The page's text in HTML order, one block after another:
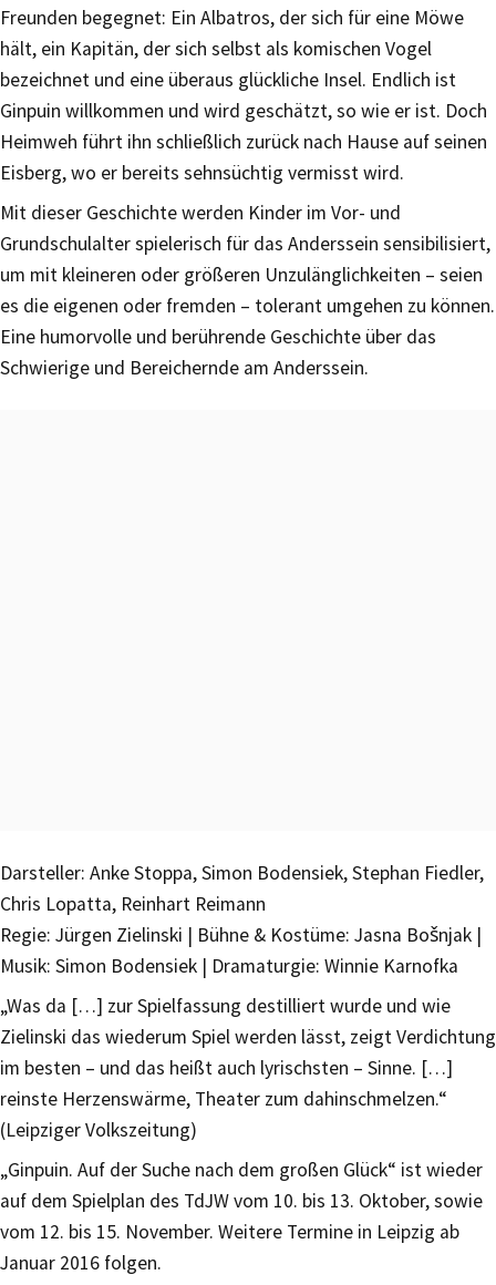
Freunden begegnet: Ein Albatros, der sich für eine Möwe
hält, ein Kapitän, der sich selbst als komischen Vogel
bezeichnet und eine überaus glückliche Insel. Endlich ist
Ginpuin willkommen und wird geschätzt, so wie er ist. Doch
Heimweh führt ihn schließlich zurück nach Hause auf seinen
Eisberg, wo er bereits sehnsüchtig vermisst wird.
Mit dieser Geschichte werden Kinder im Vor- und
Grundschulalter spielerisch für das Anderssein sensibilisiert,
um mit kleineren oder größeren Unzulänglichkeiten – seien
es die eigenen oder fremden – tolerant umgehen zu können.
Eine humorvolle und berührende Geschichte über das
Schwierige und Bereichernde am Anderssein.
Darsteller: Anke Stoppa, Simon Bodensiek, Stephan Fiedler,
Chris Lopatta, Reinhart Reimann
Regie: Jürgen Zielinski | Bühne & Kostüme: Jasna Bošnjak |
Musik: Simon Bodensiek | Dramaturgie: Winnie Karnofka
„Was da […] zur Spielfassung destilliert wurde und wie
Zielinski das wiederum Spiel werden lässt, zeigt Verdichtung
im besten – und das heißt auch lyrischsten – Sinne. […]
reinste Herzenswärme, Theater zum dahinschmelzen.“
(Leipziger Volkszeitung)
„Ginpuin. Auf der Suche nach dem großen Glück“ ist wieder
auf dem Spielplan des TdJW vom 10. bis 13. Oktober, sowie
vom 12. bis 15. November. Weitere Termine in Leipzig ab
Januar 2016 folgen.